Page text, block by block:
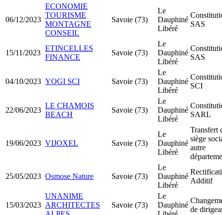
06/12/2023
ECONOMIE
TOURISME
MONTAGNE
CONSEIL
Savoie (73)
Le
Dauphiné
Libéré
SAS
15/11/2023
ETINCELLES
FINANCE
Savoie (73)
Le
Dauphiné
Libéré
SAS
04/10/2023 YOGI SCI Savoie (73)
Le
Dauphiné
Libéré
SCI
22/06/2023
LE CHAMOIS
BEACH
Savoie (73)
Le
Dauphiné
Libéré
SARL
19/06/2023 VIJOXEL Savoie (73)
Le
Dauphiné
Libéré
Transfert
siège
autre
25/05/2023 Osmose Nature Savoie (73)
Le
Dauphiné
Libéré
Additif
15/03/2023
UNANIME
ARCHITECTES
Savoie (73)
Le
Dauphiné
de